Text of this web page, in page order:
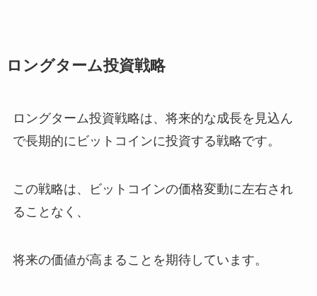
ロングターム投資戦略
ロングターム投資戦略は、将来的な成長を見込ん
で長期的にビットコインに投資する戦略です。
この戦略は、ビットコインの価格変動に左右され
ることなく、
将来の価値が高まることを期待しています。